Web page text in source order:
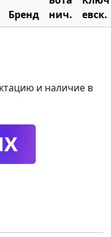
Бренд
нич.
евск.
и наличие в